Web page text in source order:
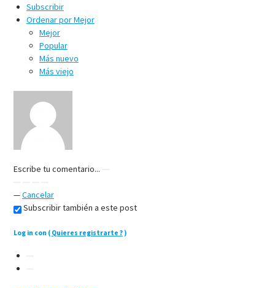
Subscribir
Ordenar porMejor
Mejor
Popular
Más nuevo
Más viejo
Escribe tu comentario...
—Cancelar
Subscribir también a este post
Log in con ( Quieres registrarte ?)